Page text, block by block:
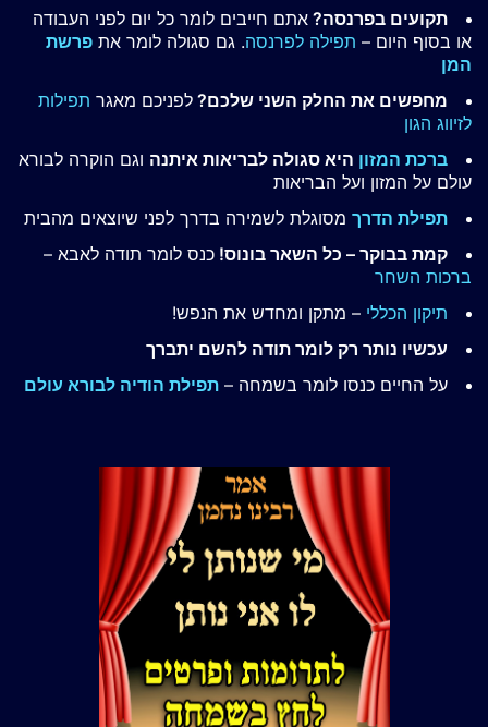
תקועים בפרנסה? אתם חייבים לומר כל יום לפני העבודה
או בסוף היום – תפילה לפרנסה. גם סגולה לומר את פרשת
המן
מחפשים את החלק השני שלכם? לפניכם מאגר תפילות
לזיווג הגון
ברכת המזון היא סגולה לבריאות איתנה וגם הוקרה לבורא
עולם על המזון ועל הבריאות
תפילת הדרך מסוגלת לשמירה בדרך לפני שיוצאים מהבית
קמת בבוקר – כל השאר בונוס! כנס לומר תודה לאבא –
ברכות השחר
תיקון הכללי – מתקן ומחדש את הנפש!
עכשיו נותר רק לומר תודה להשם יתברך
על החיים כנסו לומר בשמחה – תפילת הודיה לבורא עולם